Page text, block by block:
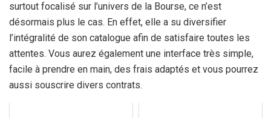
surtout focalisé sur l’univers de la Bourse, ce n’est
désormais plus le cas. En effet, elle a su diversifier
l’intégralité de son catalogue afin de satisfaire toutes les
attentes. Vous aurez également une interface très simple,
facile à prendre en main, des frais adaptés et vous pourrez
aussi souscrire divers contrats.